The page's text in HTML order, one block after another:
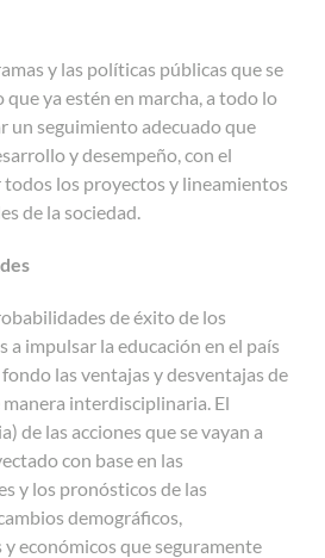
y las políticas públicas que se
ya estén en marcha, a todo lo
un seguimiento adecuado que
y desempeño, con el
los proyectos y lineamientos
de la sociedad.
de éxito de los
a impulsar la educación en el país
las ventajas y desventajas de
interdisciplinaria. El
de las acciones que se vayan a
con base en las
y los pronósticos de las
demográficos,
económicos que seguramente